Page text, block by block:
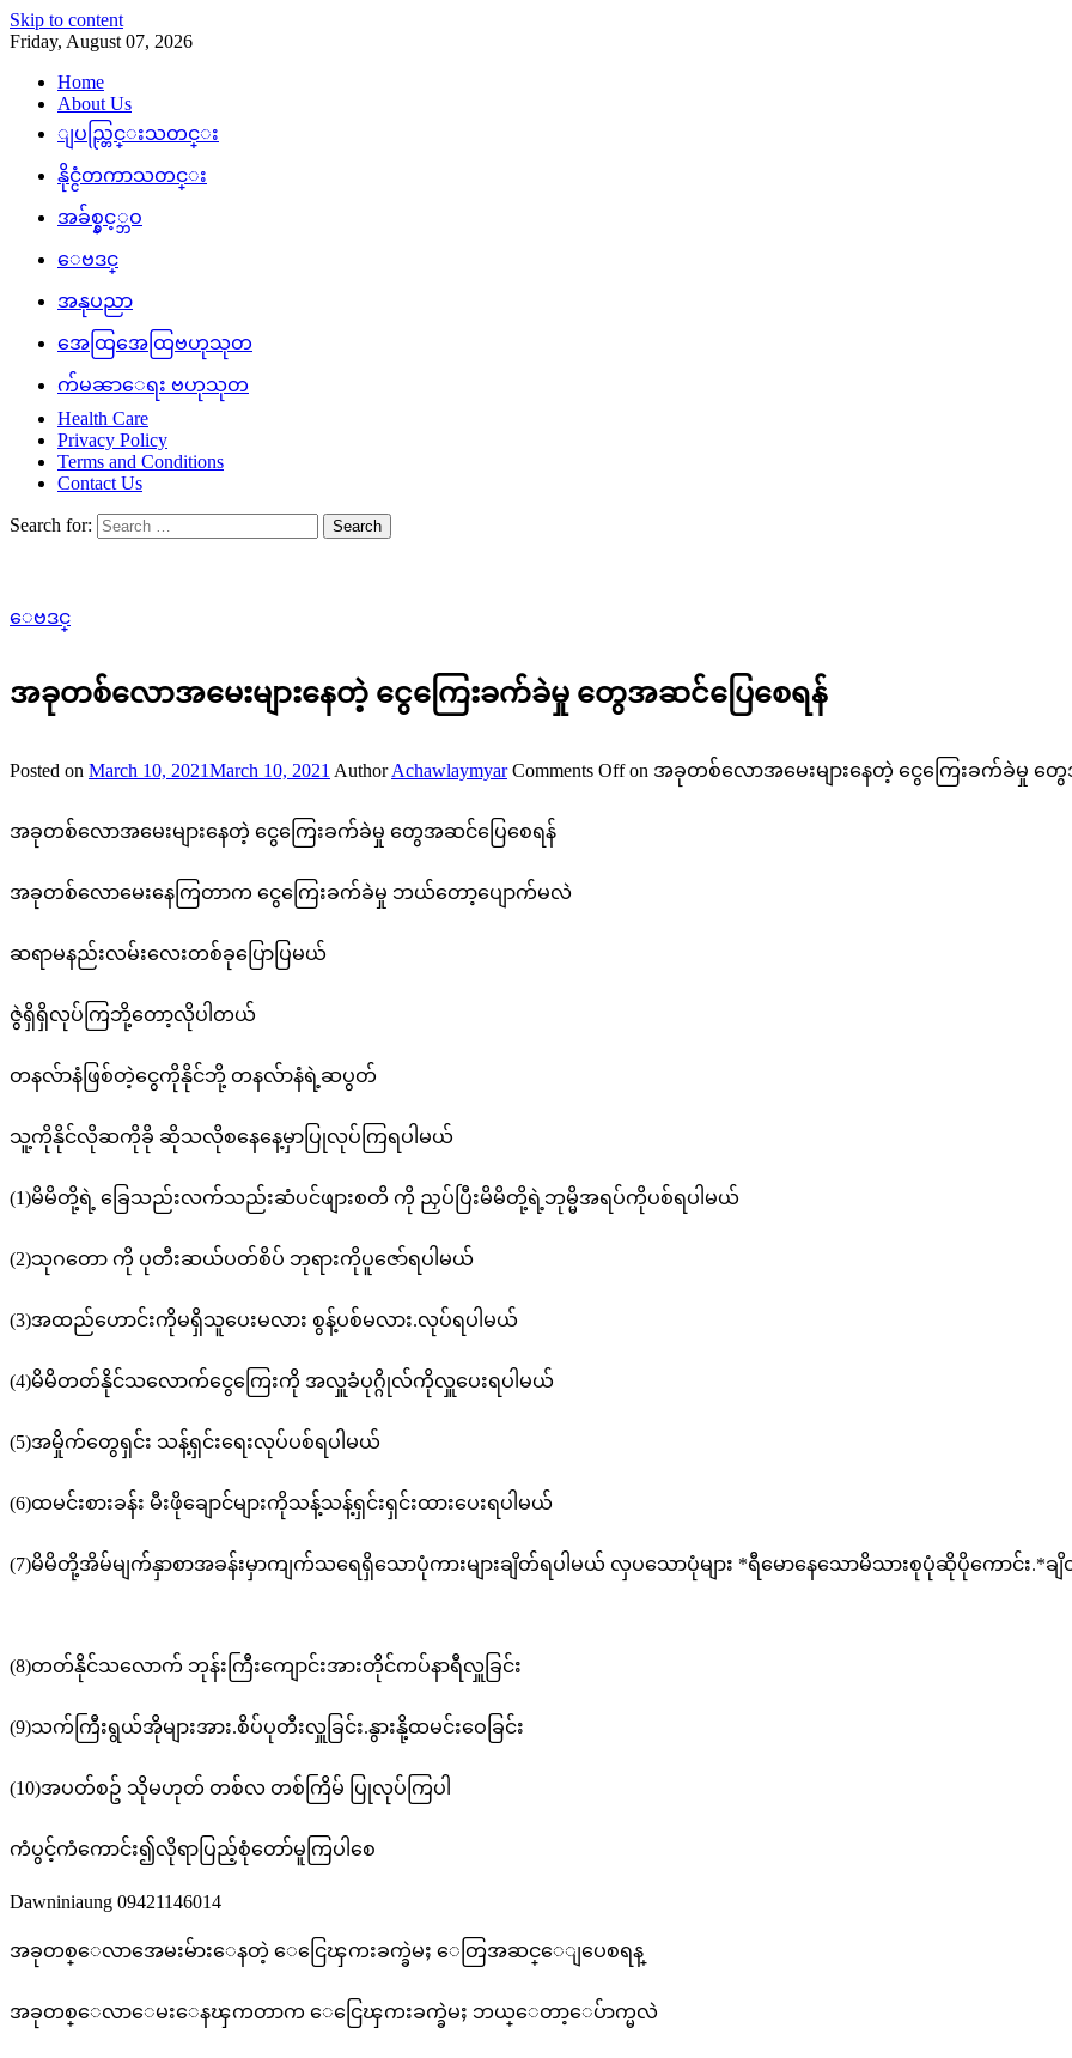
Skip to content
Friday, August 07, 2026
Home
About Us
ျပည္တြင္းသတင္း
နိုင္ငံတကာသတင္း
အခ်စ္နွင့္ဘဝ
ေဗဒင္
အနုပညာ
အေထြအေထြဗဟုသုတ
က်မၼာေရး ဗဟုသုတ
Health Care
Privacy Policy
Terms and Conditions
Contact Us
Search for:
ေဗဒင္
အခုတစ်လောအမေးများနေတဲ့ ငွေကြေးခက်ခဲမှု တွေအဆင်ပြေစေရန်
Posted on March 10, 2021March 10, 2021 Author Achawlaymyar Comments Offon အခုတစ်လောအမေးများနေတဲ့ ငွေကြေးခက်ခဲမှု တွ
အခုတစ်လောအမေးများနေတဲ့ ငွေကြေးခက်ခဲမှု တွေအဆင်ပြေစေရန်
အခုတစ်လောမေးနေကြတာက ငွေကြေးခက်ခဲမှု ဘယ်တော့ပျောက်မလဲ
ဆရာမနည်းလမ်းလေးတစ်ခုပြောပြမယ်
ဇွဲရှိရှိလုပ်ကြဘို့တော့လိုပါတယ်
တနလ်ာနံဖြစ်တဲ့ငွေကိုနိုင်ဘို့ တနလ်ာနံရဲ့ဆပွတ်
သူ့ကိုနိုင်လိုဆကိုခို ဆိုသလိုစနေနေ့မှာပြုလုပ်ကြရပါမယ်
(1)မိမိတို့ရဲ့ ခြေသည်းလက်သည်းဆံပင်ဖျားစတိ ကို ညှပ်ပြီးမိမိတို့ရဲ့ဘုမ္မိအရပ်ကိုပစ်ရပါမယ်
(2)သုဂတော ကို ပုတီးဆယ်ပတ်စိပ် ဘုရားကိုပူဇော်ရပါမယ်
(3)အထည်ဟောင်းကိုမရှိသူပေးမလား စွန့်ပစ်မလား.လုပ်ရပါမယ်
(4)မိမိတတ်နိုင်သလောက်ငွေကြေးကို အလှူခံပုဂ္ဂိုလ်ကိုလှူပေးရပါမယ်
(5)အမှိုက်တွေရှင်း သန့်ရှင်းရေးလုပ်ပစ်ရပါမယ်
(6)ထမင်းစားခန်း မီးဖိုချောင်များကိုသန့်သန့်ရှင်းရှင်းထားပေးရပါမယ်
(7)မိမိတို့အိမ်မျက်နှာစာအခန်းမှာကျက်သရေရှိသောပုံကားများချိတ်ရပါမယ် လှပသောပုံများ *ရီမောနေသောမိသားစုပုံဆိုပိုကောင်း.*ခ
(8)တတ်နိုင်သလောက် ဘုန်းကြီးကျောင်းအားတိုင်ကပ်နာရီလှူခြင်း
(9)သက်ကြီးရွယ်အိုများအား.စိပ်ပုတီးလှူခြင်း.နွားနို့ထမင်းဝေခြင်း
(10)အပတ်စဥ် သိုမဟုတ် တစ်လ တစ်ကြိမ် ပြုလုပ်ကြပါ
ကံပွင့်ကံကောင်း၍လိုရာပြည့်စုံတော်မူကြပါစေ
Dawniniaung 09421146014
အခုတစ္ေလာအေမးမ်ားေနတဲ့ ေငြေၾကးခက္ခဲမႈ ေတြအဆင္ေျပေစရန္
အခုတစ္ေလာေမးေနၾကတာက ေငြေၾကးခက္ခဲမႈ ဘယ္ေတာ့ေပ်ာက္မလဲ